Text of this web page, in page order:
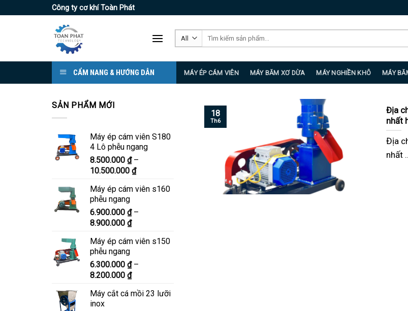
to
Công ty cơ khí Toàn Phát
Tìm
CẨM NANG & HƯỚNG DẪN MÁY ÉP CÁM VIÊN MÁY BĂM XƠ DỪA MÁY NGHIỀN KHÔ MÁY
SẢN PHẨM MỚI
Máy ép cám viên S180
4 Lô phễu ngang
8.500.000 ₫ –
10.500.000 ₫Khoảng
từ
đến
Máy ép cám viên s160
phễu ngang
6.900.000 ₫ –
8.900.000 ₫Khoảng
từ
đến
8.900.000 ₫
Máy ép cám viên s150
phễu ngang
6.300.000 ₫ –
8.200.000 ₫Khoảng
từ
Máy cắt cá mồi 23 lưỡi
inox
Địa
nhất
Địa
nhất
18
Th6